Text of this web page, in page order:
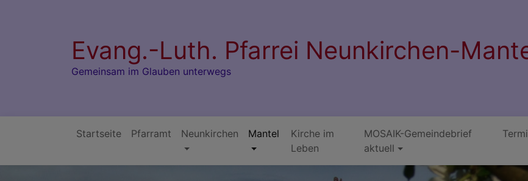
Evang.-Luth. Pfarrei Neunkirchen-
Gemeinsam im Glauben unterwegs
Hauptnavigation
Startseite Pfarramt Neunkirchen Mantel
Kirche im
Leben
MOSAIK-Gemeindebrief
aktuell